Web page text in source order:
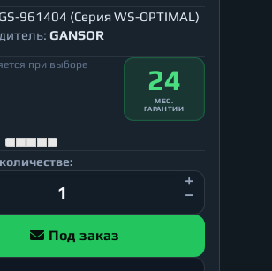
GS-961404 (Серия WS-OPTIMAL)
GANSOR
при выборе
24
МЕС.
ГАРАНТИИ
Под заказ